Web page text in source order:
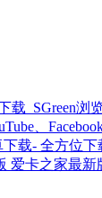
载_SGreen
、
载- 全方位下
爱卡之家最